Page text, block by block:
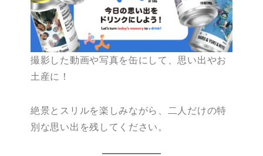
撮影した動画や写真を缶にして、思い出やお
土産に！
絶景とスリルを楽しみながら、二人だけの特
別な思い出を残してください。